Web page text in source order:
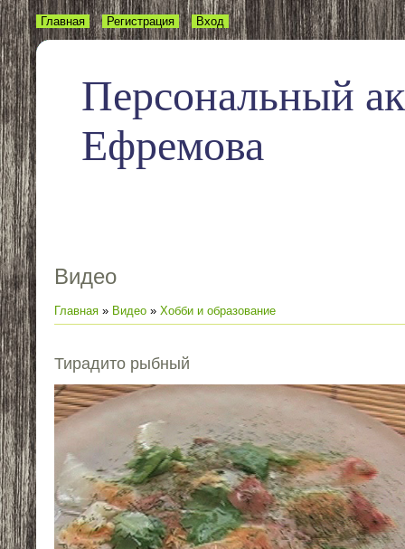
Персональный
Ефремова
Главная Регистрация Вход
Видео
Главная » Видео » Хобби и образование
Тирадито рыбный